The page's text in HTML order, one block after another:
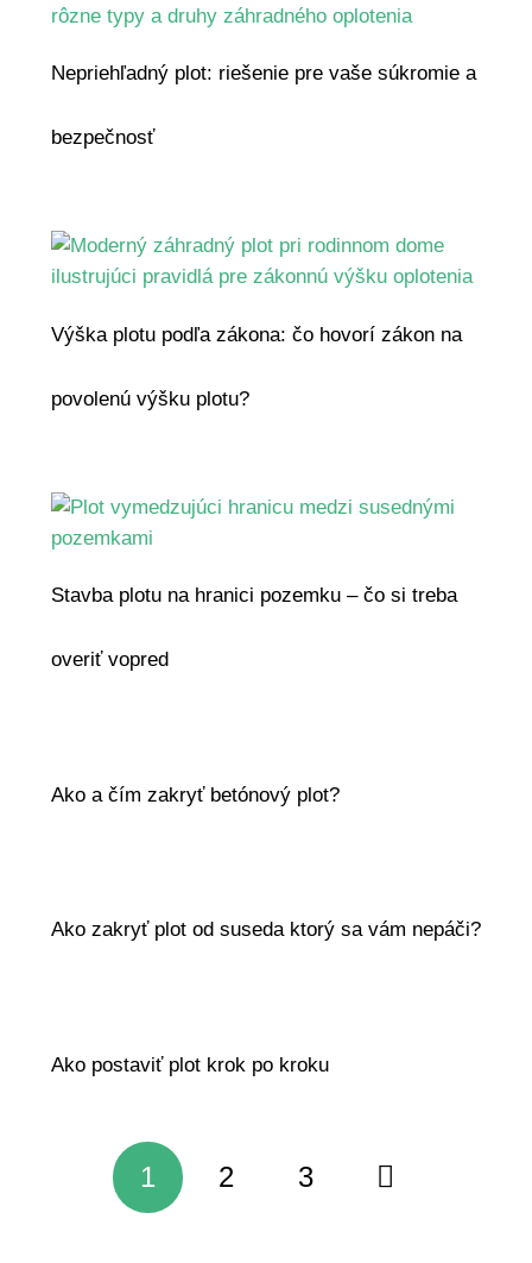
Nepriehľadný plot: riešenie pre vaše súkromie a
bezpečnosť
Výška plotu podľa zákona: čo hovorí zákon na
povolenú výšku plotu?
Stavba plotu na hranici pozemku – čo si treba
overiť vopred
Ako a čím zakryť betónový plot?
Ako zakryť plot od suseda ktorý sa vám nepáči?
Ako postaviť plot krok po kroku
1 2 3